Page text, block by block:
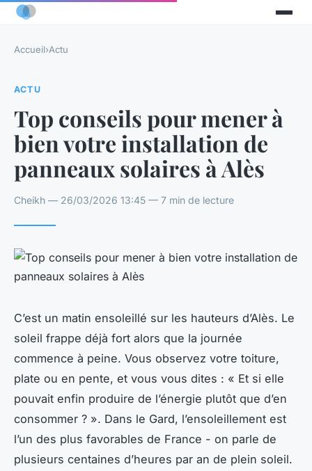
Accueil›Actu
ACTU
Top conseils pour mener à
bien votre installation de
panneaux solaires à Alès
Cheikh — 26/03/2026 13:45 — 7 min de lecture
C’est un matin ensoleillé sur les hauteurs d’Alès. Le
soleil frappe déjà fort alors que la journée
commence à peine. Vous observez votre toiture,
plate ou en pente, et vous vous dites : « Et si elle
pouvait enfin produire de l’énergie plutôt que d’en
consommer ? ». Dans le Gard, l’ensoleillement est
l’un des plus favorables de France - on parle de
plusieurs centaines d’heures par an de plein soleil.